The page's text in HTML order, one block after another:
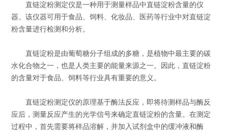
直链淀粉测定仪是一种用于测量样品中直链淀粉含量的仪
器。该仪器可用于食品、饲料、化妆品、医药等行业中对直链淀
粉含量进行检测和分析。
直链淀粉是由葡萄糖分子组成的多糖，是植物中最主要的碳
水化合物之一，也是人类主要的能量来源之一。因此，直链淀粉
的含量对于食品、饲料等行业具有重要的意义。
直链淀粉测定仪的原理基于酶法反应，即将待测样品与酶反
应后，测量反应产生的光学信号来确定直链淀粉的含量。在测定
过程中，首先需要将样品溶解，并加入试剂盒中的缓冲液和酶